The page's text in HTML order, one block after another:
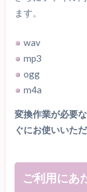
ます。
wav
mp3
ogg
m4a
変換作業が必要
ぐにお使いいた
ご利用にあ